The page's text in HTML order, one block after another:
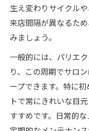
生え変わりサイクル
来店間隔が異なるた
みましょう。
一般的には、パリエ
り、この周期でサロ
ープできます。特に
トで常にきれいな目
すすめです。日常的